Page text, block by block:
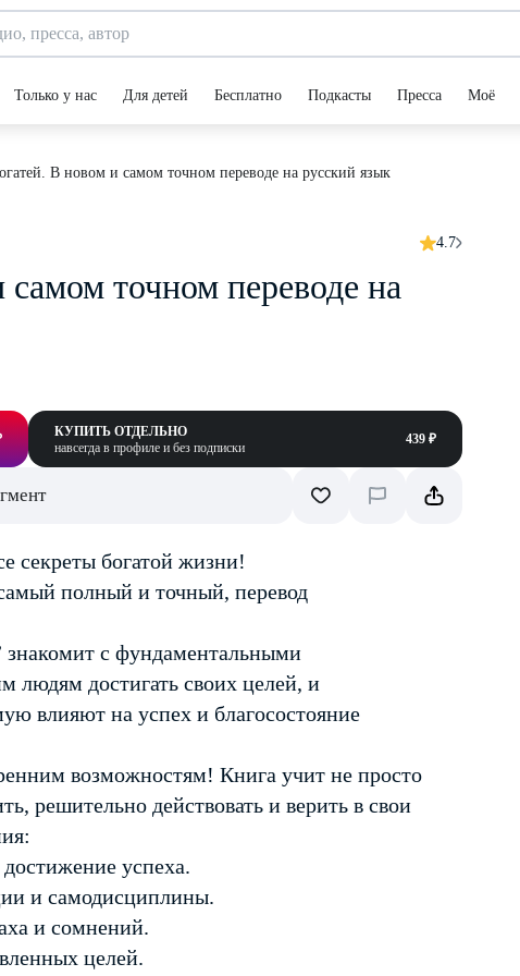
Только у нас Для детей Бесплатно Подкасты Пресса Моё
В новом и самом точном переводе на русский язык
4.7
точном переводе на
КУПИТЬ ОТДЕЛЬНО
навсегда в профиле и без подписки
439 ₽
секреты богатой жизни!
полный и точный, перевод
с фундаментальными
людям достигать своих целей, и
влияют на успех и благосостояние
возможностям! Книга учит не просто
решительно действовать и верить в свои
успеха.
и самодисциплины.
и сомнений.
целей.